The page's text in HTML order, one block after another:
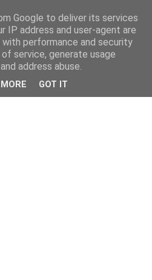
Google to deliver its services
IP address and user-agent are
performance and security
service, generate usage
address abuse.
GOT IT